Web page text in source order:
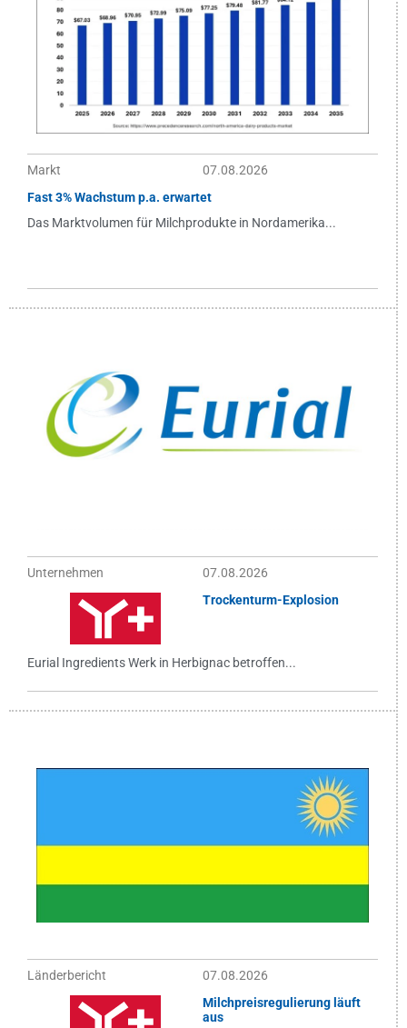
Markt
07.08.2026
Fast 3% Wachstum p.a. erwartet
Das Marktvolumen für Milchprodukte in Nordamerika...
Unternehmen
07.08.2026
Trockenturm-Explosion
Eurial Ingredients Werk in Herbignac betroffen...
Länderbericht
07.08.2026
Milchpreisregulierung läuft
aus